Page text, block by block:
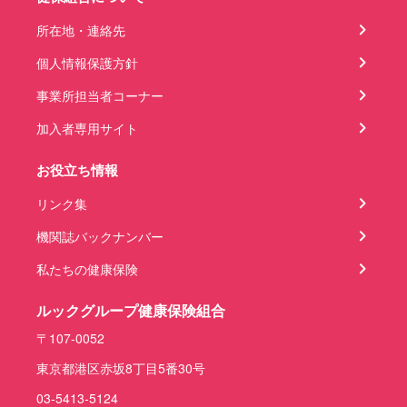
所在地・連絡先
個人情報保護方針
事業所担当者コーナー
加入者専用サイト
お役立ち情報
リンク集
機関誌バックナンバー
私たちの健康保険
ルックグループ健康保険組合
〒107-0052
東京都港区赤坂8丁目5番30号
03-5413-5124